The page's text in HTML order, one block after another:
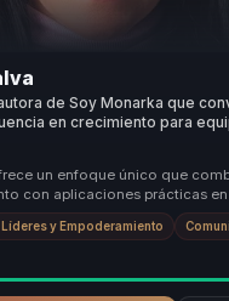
de Soy Monarka que
en crecimiento para
un enfoque único que
con aplicaciones prácticas
Líderes y Empoderamiento